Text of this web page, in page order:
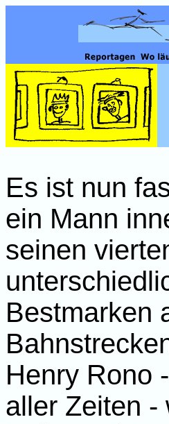
Es ist nun
ein Mann
seinen
Bestmarken
Henry Rono
aller Zeiten -